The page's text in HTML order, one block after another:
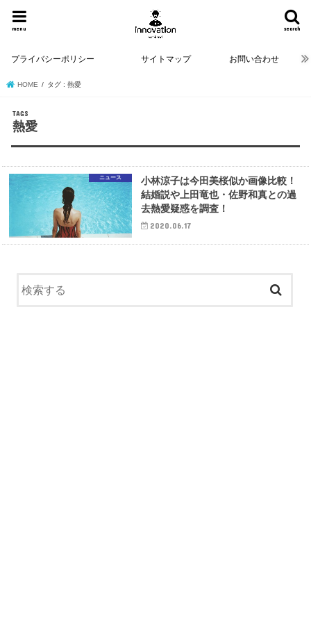
search
menu
プライバシーポリシー サイトマップ お問い合わせ
HOME タグ : 熱愛
熱愛
ニュース
小林涼子は今田美桜似か画像比較！
結婚説や上田竜也・佐野和真との過
去熱愛疑惑を調査！
2020.06.17